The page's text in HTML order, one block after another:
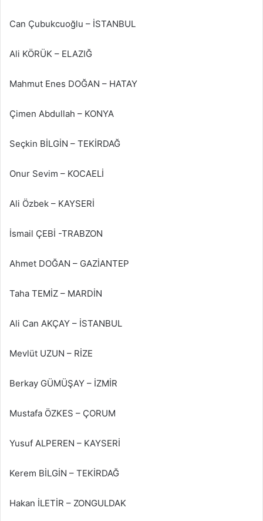
Can Çubukcuoğlu​ – İSTANBUL
Ali KÖRÜK – ELAZIĞ
Mahmut Enes DOĞAN – HATAY
Çimen Abdullah​ – KONYA
Seçkin BİLGİN – TEKİRDAĞ
Onur Sevim​ – KOCAELİ
Ali Özbek​ – KAYSERİ
İsmail ÇEBİ -TRABZON
Ahmet DOĞAN – GAZİANTEP
Taha TEMİZ – MARDİN
Ali Can AKÇAY – İSTANBUL
Mevlüt UZUN – RİZE
Berkay GÜMÜŞAY – İZMİR
Mustafa ÖZKES – ÇORUM
Yusuf ALPEREN – KAYSERİ
Kerem BİLGİN – TEKİRDAĞ
Hakan İLETİR – ZONGULDAK